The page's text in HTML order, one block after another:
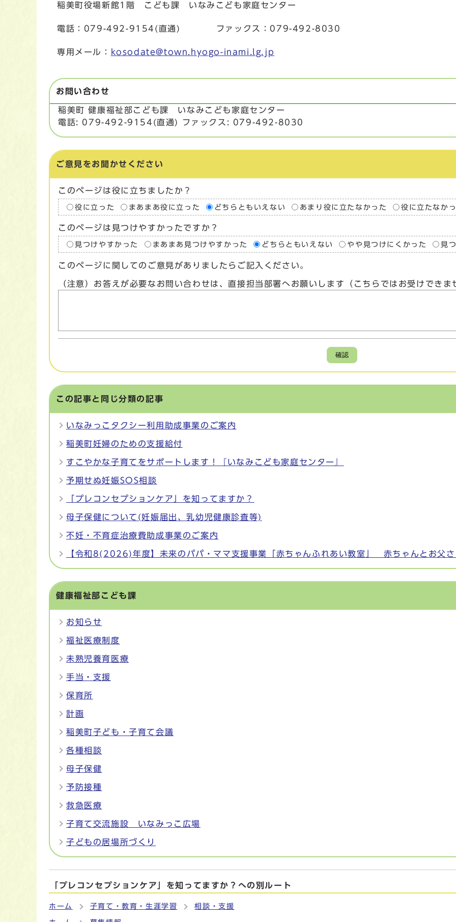
稲美町役場新館1階 こども課 いなみこども家庭センター
電話：079-492-9154(直通) ファックス：079-492-8030
専用メール： kosodate@town.hyogo-inami.lg.jp
お問い合わせ
稲美町 健康福祉部こども課 いなみこども家庭センター
電話: 079-492-9154(直通) ファックス: 079-492-8030
ご意見をお聞かせください
このページは役に立ちましたか？
役に立った まあまあ役に立った どちらともいえない あまり役に立たなかった 役に立たなか
このページは見つけやすかったですか？
見つけやすかった まあまあ見つけやすかった どちらともいえない やや見つけにくかった 見
このページに関してのご意見がありましたらご記入ください。
（注意）お答えが必要なお問い合わせは、直接担当部署へお願いします（こちらではお受けできま
確認
この記事と同じ分類の記事
いなみっこタクシー利用助成事業のご案内
稲美町妊婦のための支援給付
すこやかな子育てをサポートします！『いなみこども家庭センター』
予期せぬ妊娠SOS相談
「プレコンセプションケア」を知ってますか？
母子保健について(妊娠届出、乳幼児健康診査等)
不妊・不育症治療費助成事業のご案内
【令和8(2026)年度】未来のパパ・ママ支援事業「赤ちゃんふれあい教室」 赤ちゃんとお父
健康福祉部こども課
お知らせ
福祉医療制度
未熟児養育医療
手当・支援
保育所
計画
稲美町子ども・子育て会議
各種相談
母子保健
予防接種
救急医療
子育て交流施設 いなみっこ広場
子どもの居場所づくり
「プレコンセプションケア」を知ってますか？への別ルート
ホーム 子育て・教育・生涯学習 相談・支援